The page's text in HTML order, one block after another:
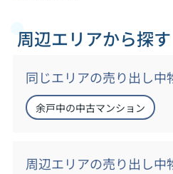
周辺エリアから探す
同じエリアの売り出し中
余戸中の中古マンション
周辺エリアの売り出し中